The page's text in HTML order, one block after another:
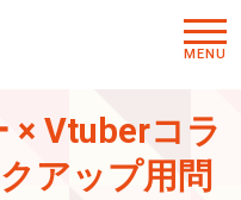
× Vtuberコラ
アップ用問
メニ
MENU